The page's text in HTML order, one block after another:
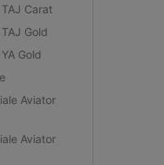
Carat
Gold
Gold
Aviator
Aviator